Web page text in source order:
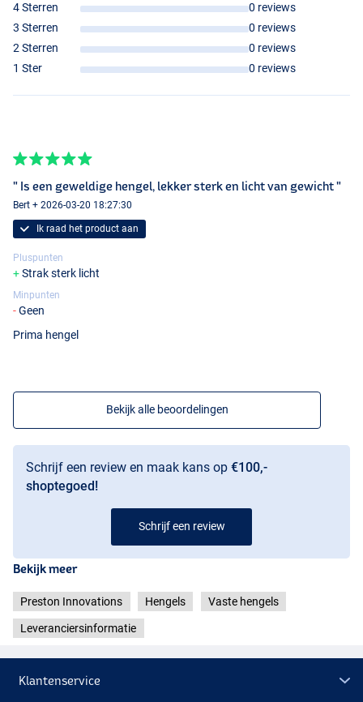
4 Sterren
0 reviews
3 Sterren
0 reviews
2 Sterren
0 reviews
1 Ster
0 reviews
" Is een geweldige hengel, lekker sterk en licht van gewicht "
Bert + 2026-03-20 18:27:30
Ik raad het product aan
Pluspunten
Strak sterk licht
Minpunten
Geen
Prima hengel
Bekijk alle beoordelingen
Schrijf een review en maak kans op €100,-
shoptegoed!
Schrijf een review
Bekijk meer
Preston Innovations Hengels Vaste hengels
Leveranciersinformatie
Klantenservice